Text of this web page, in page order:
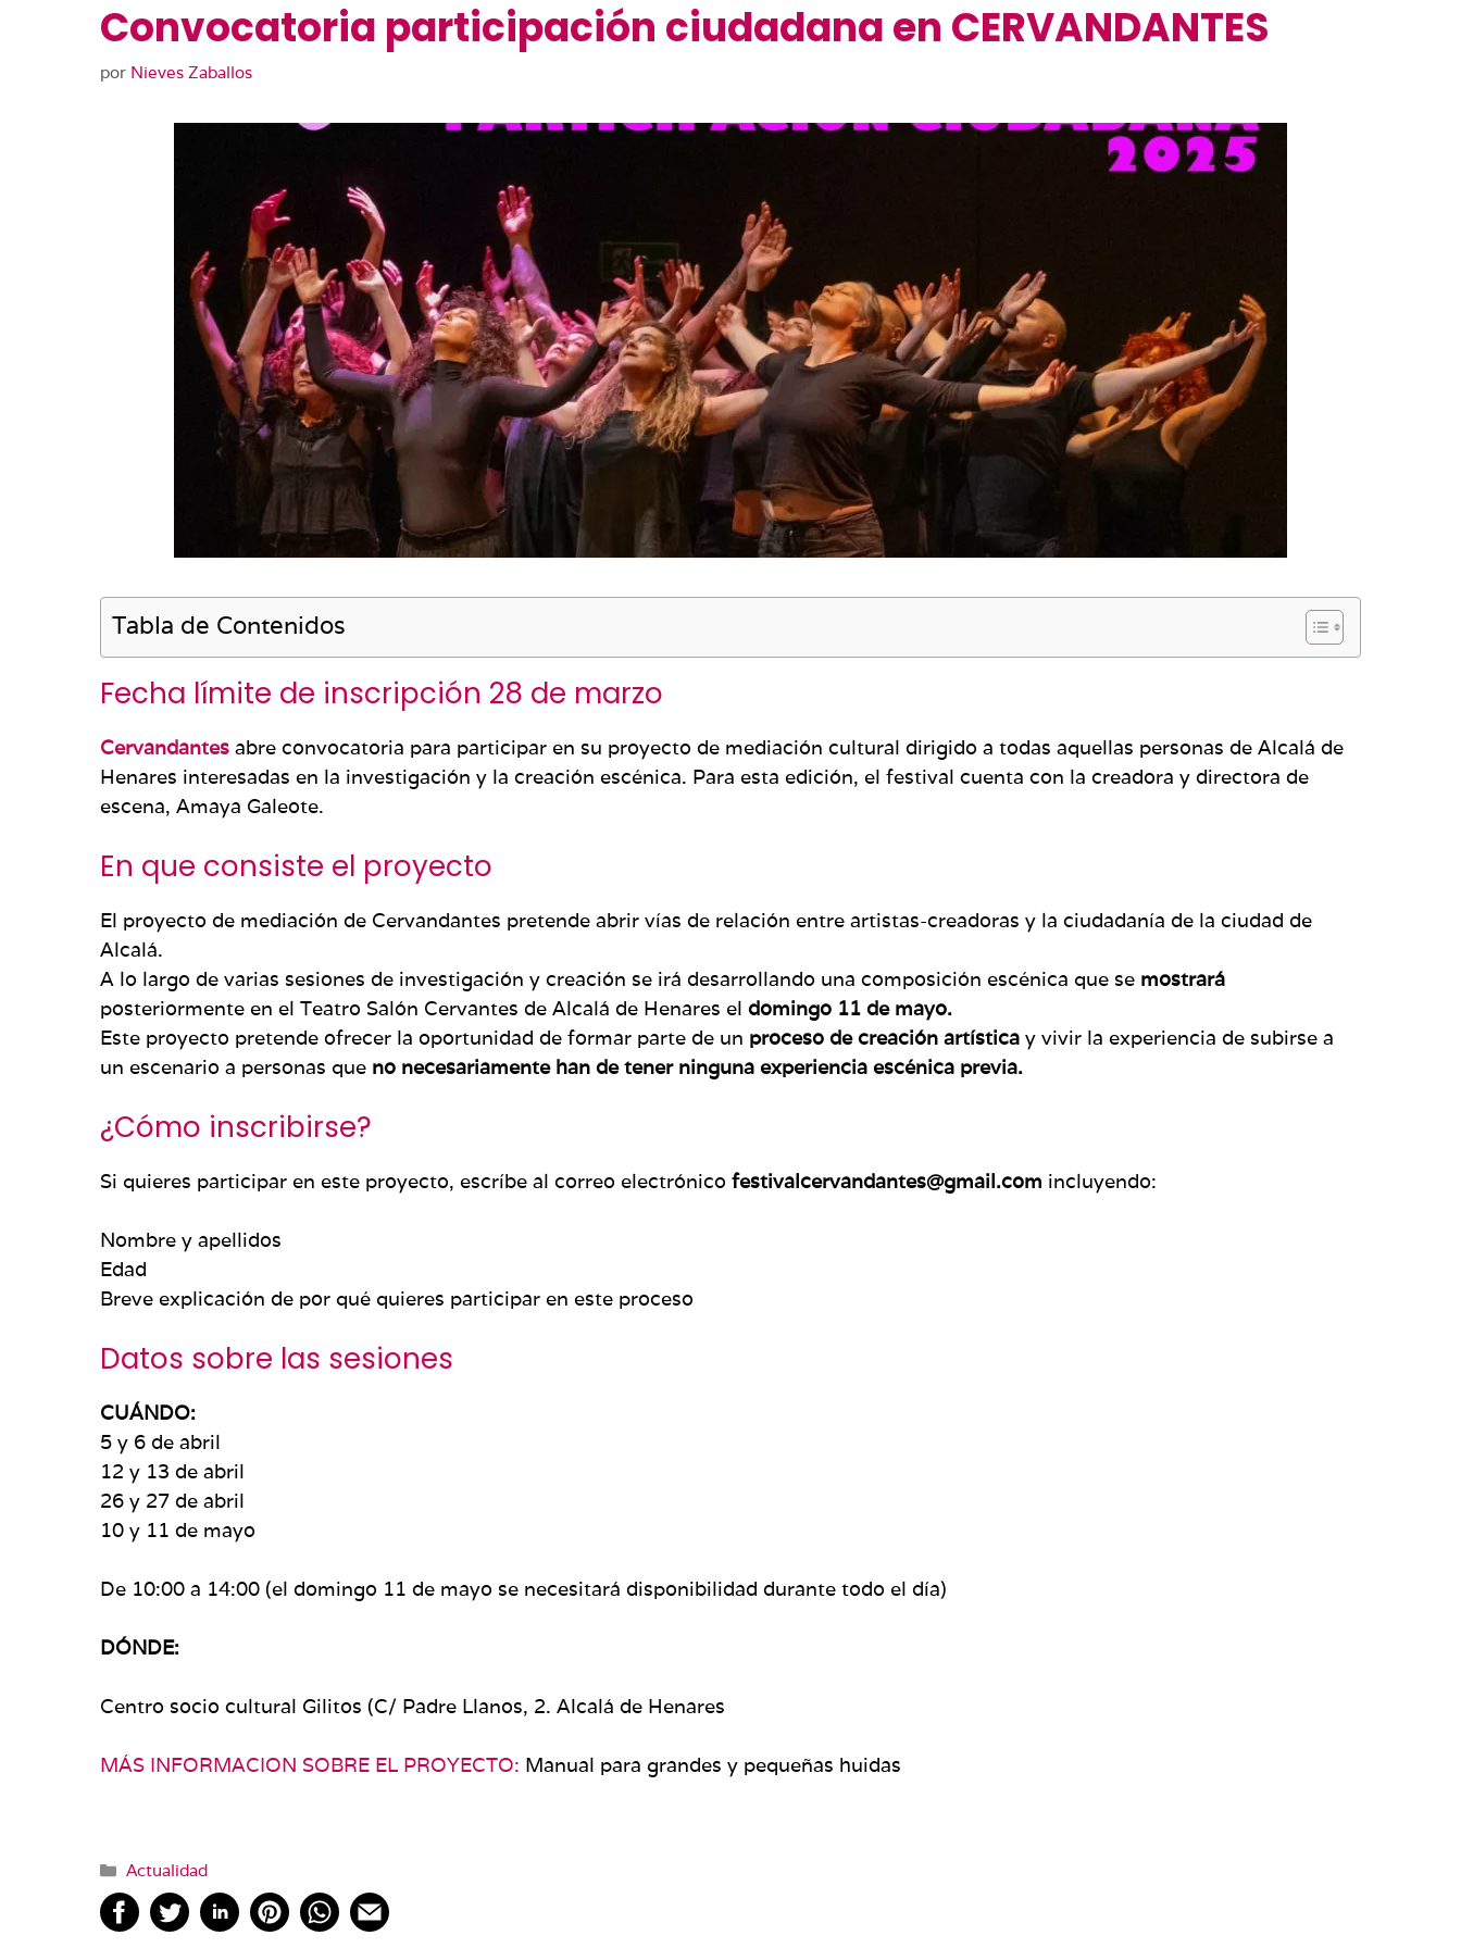
Convocatoria participación ciudadana en CERVANDANTES
por Nieves Zaballos
Tabla de Contenidos
Fecha límite de inscripción 28 de marzo
Cervandantes abre convocatoria para participar en su proyecto de mediación cultural dirigido a todas aquellas personas de Alcalá de
Henares interesadas en la investigación y la creación escénica. Para esta edición, el festival cuenta con la creadora y directora de
escena, Amaya Galeote.
En que consiste el proyecto
El proyecto de mediación de Cervandantes pretende abrir vías de relación entre artistas-creadoras y la ciudadanía de la ciudad de
Alcalá.
A lo largo de varias sesiones de investigación y creación se irá desarrollando una composición escénica que se mostrará
posteriormente en el Teatro Salón Cervantes de Alcalá de Henares el domingo 11 de mayo.
Este proyecto pretende ofrecer la oportunidad de formar parte de un proceso de creación artística y vivir la experiencia de subirse a
un escenario a personas que no necesariamente han de tener ninguna experiencia escénica previa.
¿Cómo inscribirse?
Si quieres participar en este proyecto, escríbe al correo electrónico festivalcervandantes@gmail.com incluyendo:
Nombre y apellidos
Edad
Breve explicación de por qué quieres participar en este proceso
Datos sobre las sesiones
CUÁNDO:
5 y 6 de abril
12 y 13 de abril
26 y 27 de abril
10 y 11 de mayo
De 10:00 a 14:00 (el domingo 11 de mayo se necesitará disponibilidad durante todo el día)
​DÓNDE:
Centro socio cultural Gilitos (C/ Padre Llanos, 2. Alcalá de Henares
MÁS INFORMACION SOBRE EL PROYECTO: Manual para grandes y pequeñas huidas
Categorías
Actualidad